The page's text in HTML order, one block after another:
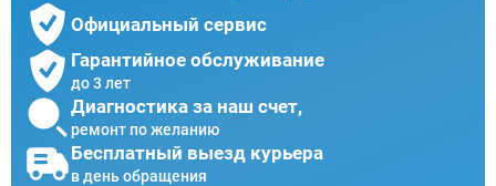
Официальный сервис
Гарантийное обслуживание
до 3 лет
Диагностика за наш счет,
ремонт по желанию
Бесплатный выезд курьера
в день обращения